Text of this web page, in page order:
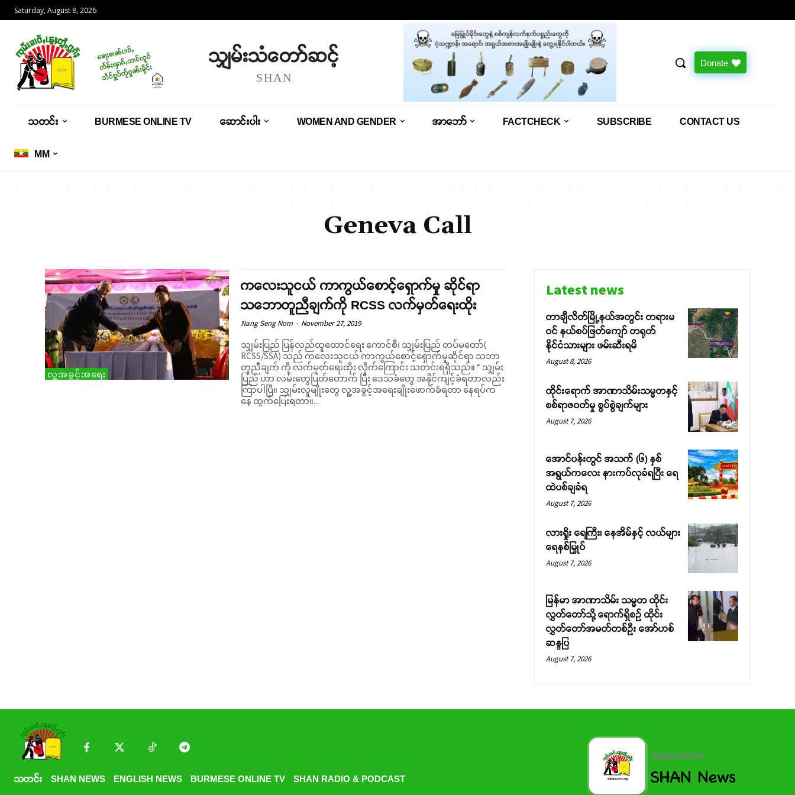
Saturday, August 8, 2026
သျှမ်းသံတော်ဆင့်
SHAN
Donate
သတင်း BURMESE ONLINE TV ဆောင်းပါး WOMEN AND GENDER အာဘော် FACTCHECK SUBSCRIBE CONTACT US
MM
Geneva Call
လူ့အခွင့်အရေး
ကလေးသူငယ် ကာကွယ်စောင့်ရှောက်မှု ဆိုင်ရာ
သဘောတူညီချက်ကို RCSS လက်မှတ်ရေးထိုး
Nang Seng Nom - November 27, 2019
သျှမ်းပြည် ပြန်လည်ထူထောင်ရေး ကောင်စီ၊ သျှမ်းပြည် တပ်မတော်(
RCSS/SSA) သည် ကလေးသူငယ် ကာကွယ်စောင့်ရှောက်မှုဆိုင်ရာ သဘာ
တူညီချက် ကို လက်မှတ်ရေးထိုး လိုက်ကြောင်း သတင်းရရှိသည်။ “ သျှမ်း
ပြည် ဟာ လမ်းတွေပြတ်တောက် ပြီး ဒေသခံတွေ အနိုင်ကျင့်ခံရတာလည်း
ကြာပါပြီ။ သျှမ်းလူမျိုးတွေ လူ့အခွင့်အရေးချိုးဖောက်ခံရတာ နေရပ်က
နေ ထွက်ပြေးရတာ။...
Latest news
တာချီလိတ်မြို့နယ်အတွင်း တရားမ
ဝင် နယ်စပ်ဖြတ်ကျော် တရုတ်
နိုင်ငံသားများ ဖမ်းဆီးရမိ
August 8, 2026
ထိုင်းရောက် အာဏာသိမ်းသမ္မတနှင့်
စစ်ရာဇဝတ်မှု စွပ်စွဲချက်များ
August 7, 2026
အောင်ပန်းတွင် အသက် (၆) နှစ်
အရွယ်ကလေး နားကပ်လုခံရပြီး ရေ
ထဲပစ်ချခံရ
August 7, 2026
လားရှိုး ရေကြီး၊ နေအိမ်နှင့် လယ်များ
ရေနစ်မြှုပ်
August 7, 2026
မြန်မာ အာဏာသိမ်း သမ္မတ ထိုင်း
လွှတ်တော်သို့ ရောက်ရှိစဉ် ထိုင်း
လွှတ်တော်အမတ်တစ်ဦး အော်ဟစ်
ဆန္ဒပြ
August 7, 2026
သတင်း SHAN NEWS ENGLISH NEWS BURMESE ONLINE TV SHAN RADIO & PODCAST